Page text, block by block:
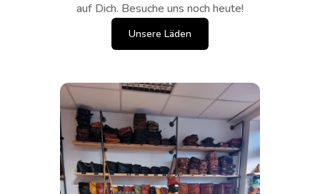
auf Dich. Besuche uns noch heute!
Unsere Läden